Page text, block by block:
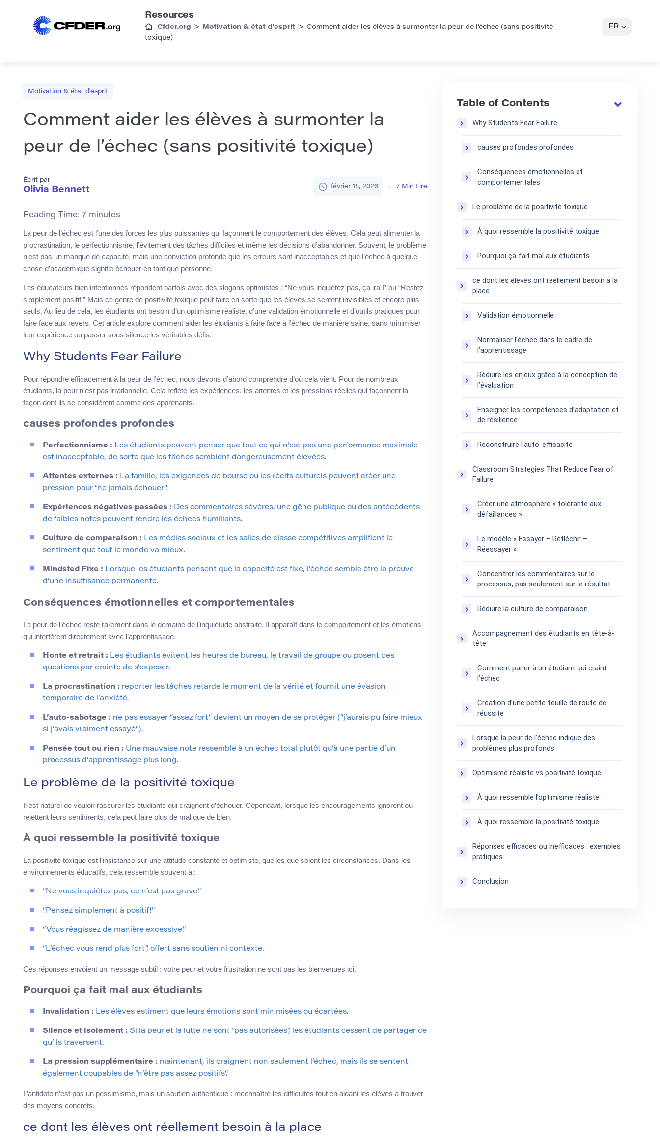
Resources
Cfder.org > Motivation & état d'esprit > Comment aider les élèves à surmonter la peur de l’échec (sans positivité
toxique)
FR
Motivation & état d'esprit
Comment aider les élèves à surmonter la
peur de l’échec (sans positivité toxique)
Écrit par
Olivia Bennett février 18, 2026 7 Min Lire
Reading Time: 7 minutes
La peur de l’échec est l’une des forces les plus puissantes qui façonnent le comportement des élèves. Cela peut alimenter la
procrastination, le perfectionnisme, l’évitement des tâches difficiles et même les décisions d’abandonner. Souvent, le problème
n’est pas un manque de capacité, mais une conviction profonde que les erreurs sont inacceptables et que l’échec à quelque
chose d’académique signifie échouer en tant que personne.
Les éducateurs bien intentionnés répondent parfois avec des slogans optimistes : “Ne vous inquiétez pas, ça ira !” ou “Restez
simplement positif!” Mais ce genre de positivité toxique peut faire en sorte que les élèves se sentent invisibles et encore plus
seuls. Au lieu de cela, les étudiants ont besoin d’un optimisme réaliste, d’une validation émotionnelle et d’outils pratiques pour
faire face aux revers. Cet article explore comment aider les étudiants à faire face à l’échec de manière saine, sans minimiser
leur expérience ou passer sous silence les véritables défis.
Why Students Fear Failure
Pour répondre efficacement à la peur de l’échec, nous devons d’abord comprendre d’où cela vient. Pour de nombreux
étudiants, la peur n’est pas irrationnelle. Cela reflète les expériences, les attentes et les pressions réelles qui façonnent la
façon dont ils se considèrent comme des apprenants.
causes profondes profondes
Perfectionnisme : Les étudiants peuvent penser que tout ce qui n’est pas une performance maximale
est inacceptable, de sorte que les tâches semblent dangereusement élevées.
Attentes externes : La famille, les exigences de bourse ou les récits culturels peuvent créer une
pression pour “ne jamais échouer”.
Expériences négatives passées : Des commentaires sévères, une gêne publique ou des antécédents
de faibles notes peuvent rendre les échecs humiliants.
Culture de comparaison : Les médias sociaux et les salles de classe compétitives amplifient le
sentiment que tout le monde va mieux.
Mindsted Fixe : Lorsque les étudiants pensent que la capacité est fixe, l’échec semble être la preuve
d’une insuffisance permanente.
Conséquences émotionnelles et comportementales
La peur de l’échec reste rarement dans le domaine de l’inquiétude abstraite. Il apparaît dans le comportement et les émotions
qui interfèrent directement avec l’apprentissage.
Honte et retrait : Les étudiants évitent les heures de bureau, le travail de groupe ou posent des
questions par crainte de s’exposer.
La procrastination : reporter les tâches retarde le moment de la vérité et fournit une évasion
temporaire de l’anxiété.
L’auto-sabotage : ne pas essayer “assez fort” devient un moyen de se protéger (“j’aurais pu faire mieux
si j’avais vraiment essayé”).
Pensée tout ou rien : Une mauvaise note ressemble à un échec total plutôt qu’à une partie d’un
processus d’apprentissage plus long.
Le problème de la positivité toxique
Il est naturel de vouloir rassurer les étudiants qui craignent d’échouer. Cependant, lorsque les encouragements ignorent ou
rejettent leurs sentiments, cela peut faire plus de mal que de bien.
À quoi ressemble la positivité toxique
La positivité toxique est l’insistance sur une attitude constante et optimiste, quelles que soient les circonstances. Dans les
environnements éducatifs, cela ressemble souvent à :
“Ne vous inquiétez pas, ce n’est pas grave.”
“Pensez simplement à positif!”
“Vous réagissez de manière excessive.”
“L’échec vous rend plus fort”, offert sans soutien ni contexte.
Ces réponses envoient un message subtil : votre peur et votre frustration ne sont pas les bienvenues ici.
Pourquoi ça fait mal aux étudiants
Invalidation : Les élèves estiment que leurs émotions sont minimisées ou écartées.
Silence et isolement : Si la peur et la lutte ne sont “pas autorisées”, les étudiants cessent de partager ce
qu’ils traversent.
La pression supplémentaire : maintenant, ils craignent non seulement l’échec, mais ils se sentent
également coupables de “n’être pas assez positifs”.
L’antidote n’est pas un pessimisme, mais un soutien authentique : reconnaître les difficultés tout en aidant les élèves à trouver
des moyens concrets.
ce dont les élèves ont réellement besoin à la place
Table of Contents
Why Students Fear Failure
causes profondes profondes
Conséquences émotionnelles et
comportementales
Le problème de la positivité toxique
À quoi ressemble la positivité toxique
Pourquoi ça fait mal aux étudiants
ce dont les élèves ont réellement besoin à la
place
Validation émotionnelle
Normaliser l’échec dans le cadre de
l’apprentissage
Réduire les enjeux grâce à la conception de
l’évaluation
Enseigner les compétences d’adaptation et
de résilience
Reconstruire l’auto-efficacité
Classroom Strategies That Reduce Fear of
Failure
Créer une atmosphère « tolérante aux
défaillances »
Le modèle « Essayer – Réfléchir –
Réessayer »
Concentrer les commentaires sur le
processus, pas seulement sur le résultat
Réduire la culture de comparaison
Accompagnement des étudiants en tête-à-
tête
Comment parler à un étudiant qui craint
l’échec
Création d’une petite feuille de route de
réussite
Lorsque la peur de l’échec indique des
problèmes plus profonds
Optimisme réaliste vs positivité toxique
À quoi ressemble l’optimisme réaliste
À quoi ressemble la positivité toxique
Réponses efficaces ou inefficaces : exemples
pratiques
Conclusion